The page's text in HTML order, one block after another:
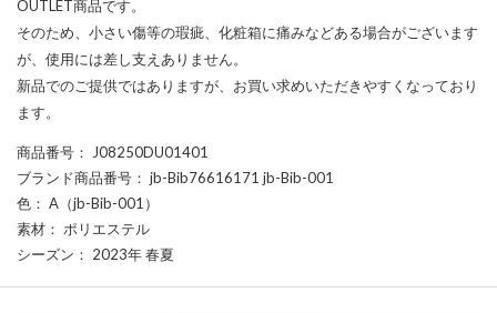
OUTLET商品です。
そのため、小さい傷等の瑕疵、化粧箱に痛みなどある場合がございます
が、使用には差し支えありません。
新品でのご提供ではありますが、お買い求めいただきやすくなっており
ます。
商品番号 ： J08250DU01401
ブランド商品番号 ： jb-Bib76616171 jb-Bib-001
色 ： A（jb-Bib-001）
素材 ： ポリエステル
シーズン ： 2023年 春夏